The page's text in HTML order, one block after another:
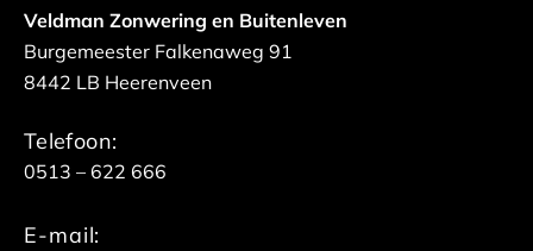
Veldman Zonwering en Buitenleven
Burgemeester Falkenaweg 91
8442 LB Heerenveen
Telefoon:
0513 – 622 666
E-mail: